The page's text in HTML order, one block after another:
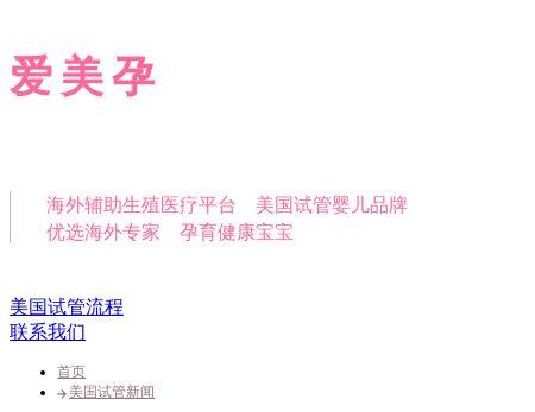
爱美孕
海外辅助生殖医疗平台 美国试管婴儿品牌
优选海外专家 孕育健康宝宝
美国试管流程
联系我们
首页
美国试管新闻